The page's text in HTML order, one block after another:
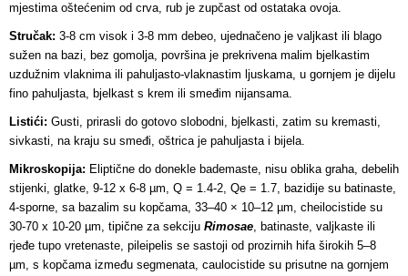
mjestima oštećenim od crva, rub je zupčast od ostataka ovoja.
Stručak: 3-8 cm visok i 3-8 mm debeo, ujednačeno je valjkast ili blago
sužen na bazi, bez gomolja, površina je prekrivena malim bjelkastim
uzdužnim vlaknima ili pahuljasto-vlaknastim ljuskama, u gornjem je dijelu
fino pahuljasta, bjelkast s krem ili smeđim nijansama.
Listići: Gusti, prirasli do gotovo slobodni, bjelkasti, zatim su kremasti,
sivkasti, na kraju su smeđi, oštrica je pahuljasta i bijela.
Mikroskopija: Eliptične do donekle bademaste, nisu oblika graha, debelih
stijenki, glatke, 9-12 x 6-8 µm, Q = 1.4-2, Qe = 1.7, bazidije su batinaste,
4-sporne, sa bazalim su kopčama, 33–40 × 10–12 µm, cheilocistide su
30-70 x 10-20 µm, tipične za sekciju Rimosae, batinaste, valjkaste ili
rjeđe tupo vretenaste, pileipelis se sastoji od prozirnih hifa širokih 5–8
µm, s kopčama između segmenata, caulocistide su prisutne na gornjem